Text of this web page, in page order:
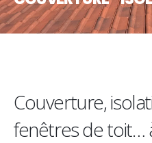
Couverture,
fenêtres de toit…